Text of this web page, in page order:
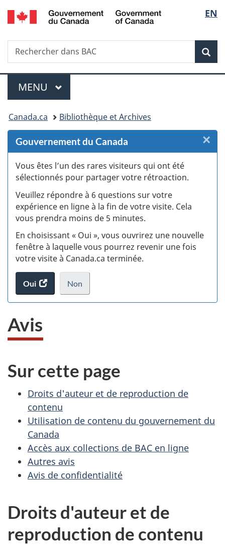
Passer
au
Passer
au
Passer
à
du
Passer
à
simplifiée
de
la
EN
Recherche
Rechercher
dans
Menu
MENU PRINCIPAL
Vous
êtes
ici :
Canada.ca Bibliothèque et Archives
Gouvernement du Canada
Vous êtes l’un des rares visiteurs qui ont été
sélectionnés pour partager votre rétroaction.
Veuillez répondre à 6 questions sur votre
expérience en ligne à la fin de votre visite. Cela
vous prendra moins de 5 minutes.
En choisissant « Oui », vous ouvrirez une nouvelle
fenêtre à laquelle vous pourrez revenir une fois
votre visite à Canada.ca terminée.
Oui
accéder
au
Non
je
du
web,
.
×
Avis
Sur cette page
Droits d'auteur et de reproduction de
contenu
Utilisation de contenu du gouvernement du
Canada
Accès aux collections de BAC en ligne
Autres avis
Avis de confidentialité
Droits d'auteur et de
reproduction de contenu